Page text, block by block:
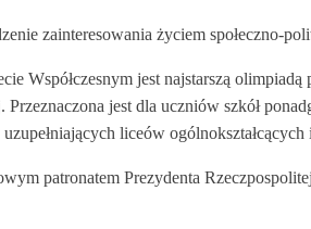
zainteresowania życiem społeczno-
Współczesnym jest najstarszą
jest dla uczniów szkół
liceów ogólnokształcących
patronatem Prezydenta